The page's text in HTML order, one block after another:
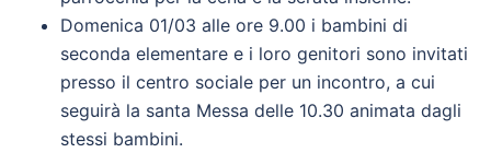
Domenica 01/03 alle ore 9.00 i bambini di
seconda elementare e i loro genitori sono invitati
presso il centro sociale per un incontro, a cui
seguirà la santa Messa delle 10.30 animata dagli
stessi bambini.